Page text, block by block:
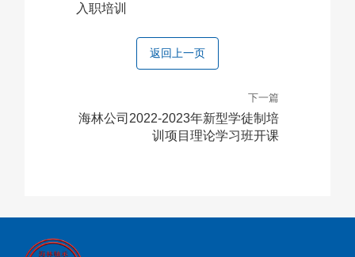
入职培训
返回上一页
下一篇
海林公司2022-2023年新型学徒制培
训项目理论学习班开课